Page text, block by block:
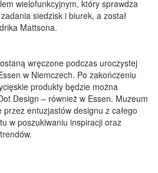
wielofunkcyjnym, który sprawdza
siedzisk i biurek, a został
Mattsona.
wręczone podczas uroczystej
w Niemczech. Po zakończeniu
produkty będzie można
Design – również w Essen. Muzeum
entuzjastów designu z całego
w poszukiwaniu inspiracji oraz